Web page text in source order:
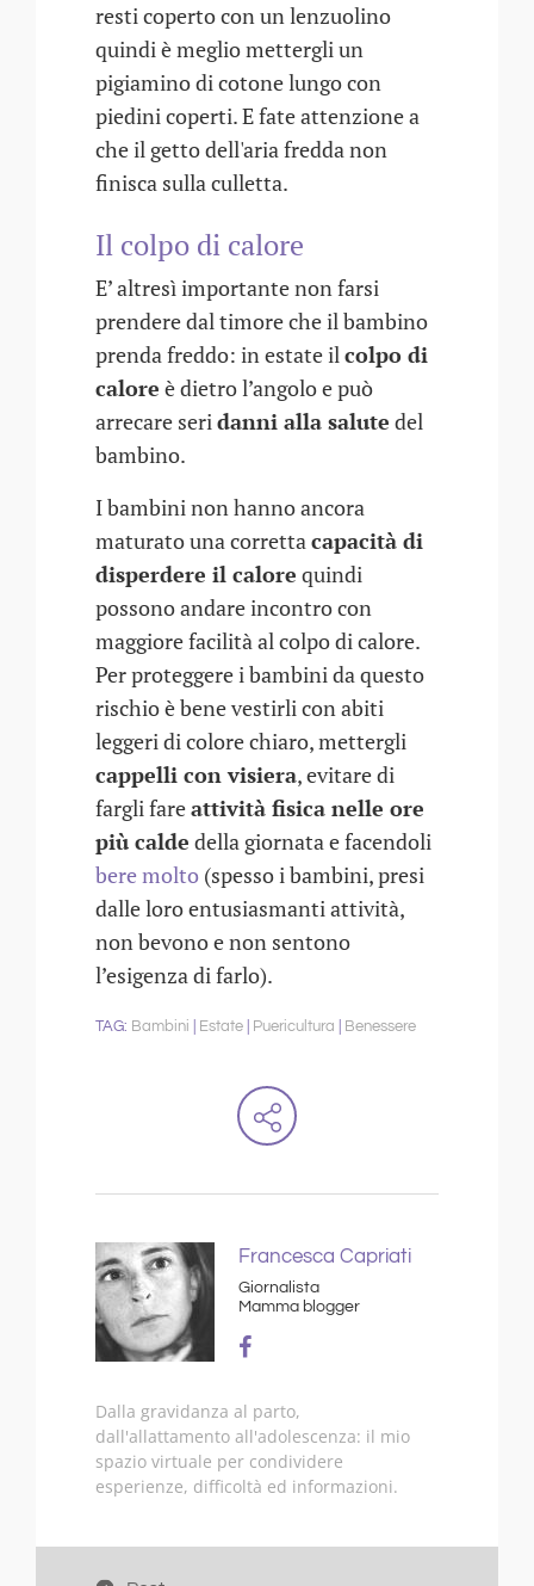
resti coperto con un lenzuolino
quindi è meglio mettergli un
pigiamino di cotone lungo con
piedini coperti. E fate attenzione a
che il getto dell'aria fredda non
finisca sulla culletta.
Il colpo di calore
E’ altresì importante non farsi
prendere dal timore che il bambino
prenda freddo: in estate ilcolpo di
calore è dietro l’angolo e può
arrecare seridanni alla salute del
bambino.
I bambini non hanno ancora
maturato una correttacapacità di
disperdere il calore quindi
possono andare incontro con
maggiore facilità al colpo di calore.
Per proteggere i bambini da questo
rischio è bene vestirli con abiti
leggeri di colore chiaro, mettergli
cappelli con visiera, evitare di
fargli fareattività fisica nelle ore
più calde della giornata e facendoli
bere molto (spesso i bambini, presi
dalle loro entusiasmanti attività,
non bevono e non sentono
l’esigenza di farlo).
Bambini Estate Puericultura Benessere
Francesca Capriati
Giornalista
Mamma blogger
Dalla gravidanza al parto,
dall'allattamento all'adolescenza: il mio
spazio virtuale per condividere
esperienze, difficoltà ed informazioni.